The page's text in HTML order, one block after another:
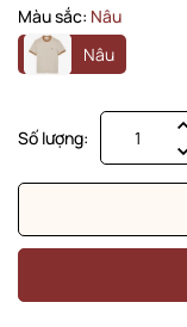
Màu sắc: Nâu
Nâu
Số lượng: